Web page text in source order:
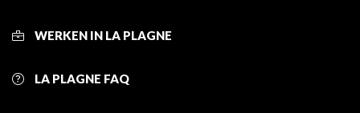
WERKEN IN LA PLAGNE
LA PLAGNE FAQ